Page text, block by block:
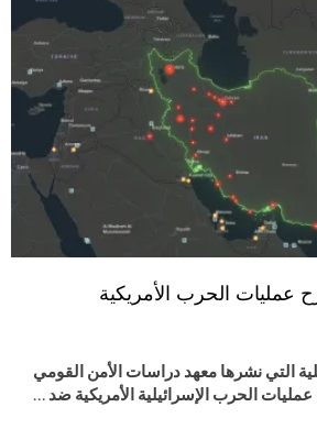
عمليات الحرب الأمريكية
التي نشرها معهد دراسات الأمن القومي
الحرب الإسرائيلية الأمريكية ضد …